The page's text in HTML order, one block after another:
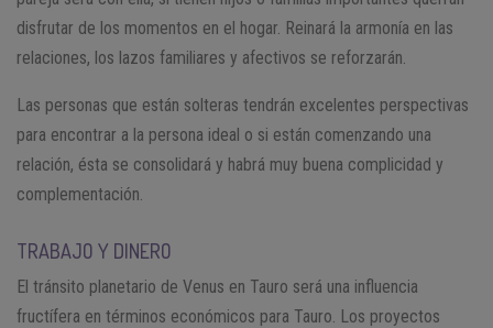
disfrutar de los momentos en el hogar. Reinará la armonía en las
relaciones, los lazos familiares y afectivos se reforzarán.
Las personas que están solteras tendrán excelentes perspectivas
para encontrar a la persona ideal o si están comenzando una
relación, ésta se consolidará y habrá muy buena complicidad y
complementación.
TRABAJO Y DINERO
El tránsito planetario de Venus en Tauro será una influencia
fructífera en términos económicos para Tauro. Los proyectos